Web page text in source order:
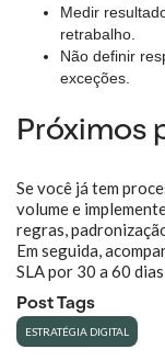
Medir
retrabalho.
Não definir
exceções.
Próximos
Se você já tem
volume e
regras,
Em seguida,
SLA por 30 a 60
Post Tags
ESTRATÉGIA DIGITAL